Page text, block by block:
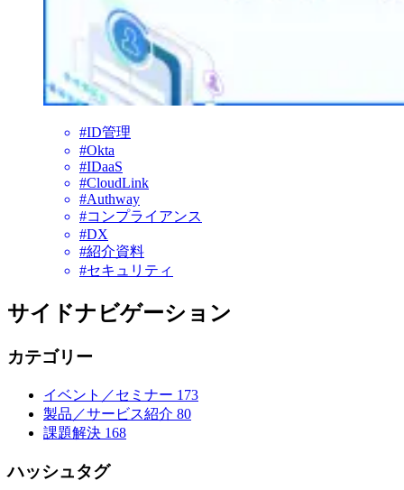
#ID管理
#Okta
#IDaaS
#CloudLink
#Authway
#コンプライアンス
#DX
#紹介資料
#セキュリティ
サイドナビゲーション
カテゴリー
イベント／セミナー 173
製品／サービス紹介 80
課題解決 168
ハッシュタグ